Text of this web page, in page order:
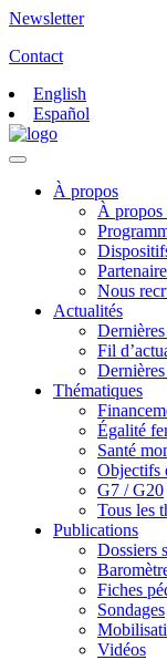
Newsletter
Contact
English
Español
À propos
À propos
Nous
Actualités
Fil
Thématiques
Égalité
Santé
Objectifs
G7 / G20
Tous les
Publications
Dossiers
Fiches
Sondages
Vidéos